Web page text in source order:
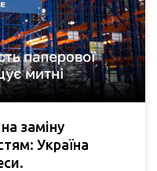
заміну
Україна